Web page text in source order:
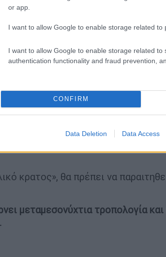
or app.
I want to allow Google to enable storage related to
I want to allow Google to enable storage related to
authentication functionality and fraud prevention,
CONFIRM
Data Deletion Data Access
κρατος», θα πρέπει να
μεταμεσονύχτια τροπολογία